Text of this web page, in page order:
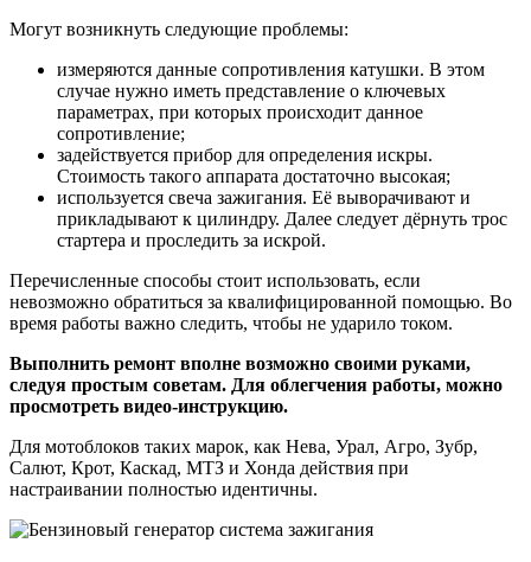
Могут возникнуть следующие проблемы:
измеряются данные сопротивления катушки. В этом
случае нужно иметь представление о ключевых
параметрах, при которых происходит данное
сопротивление;
задействуется прибор для определения искры.
Стоимость такого аппарата достаточно высокая;
используется свеча зажигания. Её выворачивают и
прикладывают к цилиндру. Далее следует дёрнуть трос
стартера и проследить за искрой.
Перечисленные способы стоит использовать, если
невозможно обратиться за квалифицированной помощью. Во
время работы важно следить, чтобы не ударило током.
Выполнить ремонт вполне возможно своими руками,
следуя простым советам. Для облегчения работы, можно
просмотреть видео-инструкцию.
Для мотоблоков таких марок, как Нева, Урал, Агро, Зубр,
Салют, Крот, Каскад, МТЗ и Хонда действия при
настраивании полностью идентичны.